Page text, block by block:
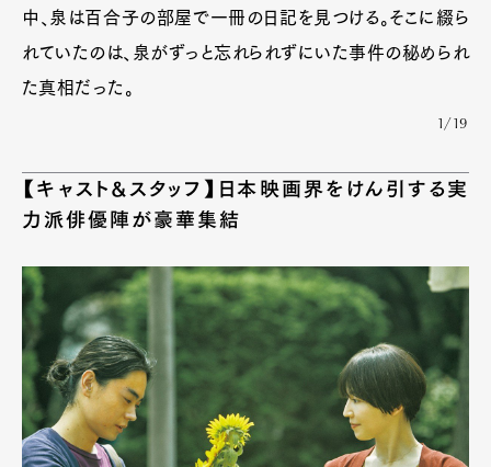
中、泉は百合子の部屋で一冊の日記を見つける。そこに綴ら
れていたのは、泉がずっと忘れられずにいた事件の秘められ
た真相だった。
1/19
【キャスト&スタッフ】日本映画界をけん引する実
力派俳優陣が豪華集結